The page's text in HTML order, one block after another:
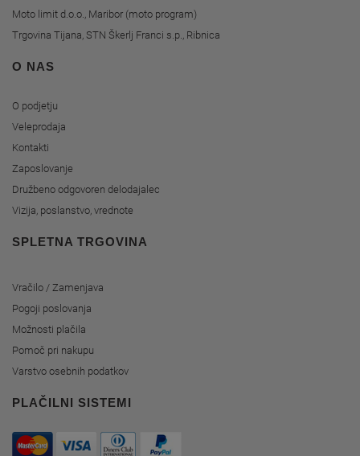
Moto limit d.o.o., Maribor (moto program)
Trgovina Tijana, STN Škerlj Franci s.p., Ribnica
O NAS
O podjetju
Veleprodaja
Kontakti
Zaposlovanje
Družbeno odgovoren delodajalec
Vizija, poslanstvo, vrednote
SPLETNA TRGOVINA
Vračilo / Zamenjava
Pogoji poslovanja
Možnosti plačila
Pomoč pri nakupu
Varstvo osebnih podatkov
PLAČILNI SISTEMI